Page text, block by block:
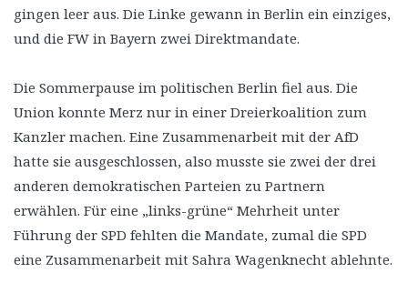
gingen leer aus. Die Linke gewann in Berlin ein einziges,
und die FW in Bayern zwei Direktmandate.
Die Sommerpause im politischen Berlin fiel aus. Die
Union konnte Merz nur in einer Dreierkoalition zum
Kanzler machen. Eine Zusammenarbeit mit der AfD
hatte sie ausgeschlossen, also musste sie zwei der drei
anderen demokratischen Parteien zu Partnern
erwählen. Für eine „links-grüne“ Mehrheit unter
Führung der SPD fehlten die Mandate, zumal die SPD
eine Zusammenarbeit mit Sahra Wagenknecht ablehnte.